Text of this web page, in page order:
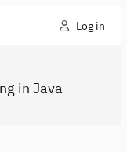
Log in
in Java